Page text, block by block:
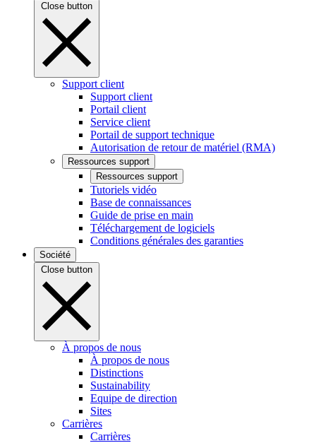
Close button
Support client
Support client
Portail client
Service client
Portail de support technique
Autorisation de retour de matériel (RMA)
Ressources support
Ressources support
Tutoriels vidéo
Base de connaissances
Guide de prise en main
Téléchargement de logiciels
Conditions générales des garanties
Société
Close button
À propos de nous
À propos de nous
Distinctions
Sustainability
Equipe de direction
Sites
Carrières
Carrières